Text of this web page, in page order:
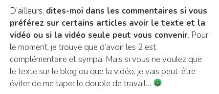
D’ailleurs, dites-moi dans les commentaires si vous
préférez sur certains articles avoir le texte et la
vidéo ou si la vidéo seule peut vous convenir. Pour
le moment, je trouve que d’avoir les 2 est
complémentaire et sympa. Mais si vous ne voulez que
le texte sur le blog ou que la vidéo, je vais peut-être
éviter de me taper le double de travail…